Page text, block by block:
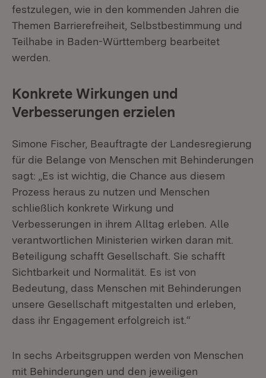
festzulegen, wie in den kommenden Jahren die
Themen Barrierefreiheit, Selbstbestimmung und
Teilhabe in Baden-Württemberg bearbeitet
werden.
Konkrete Wirkungen und
Verbesserungen erzielen
Simone Fischer, Beauftragte der Landesregierung
für die Belange von Menschen mit Behinderungen
sagt: „Es ist wichtig, die Chance aus diesem
Prozess heraus zu nutzen und Menschen
schließlich konkrete Wirkung und
Verbesserungen in ihrem Alltag erleben. Alle
verantwortlichen Ministerien wirken daran mit.
Beteiligung schafft Gesellschaft. Sie schafft
Sichtbarkeit und Normalität. Es ist von
Bedeutung, dass Menschen mit Behinderungen
unsere Gesellschaft mitgestalten und erleben,
dass ihr Engagement erfolgreich ist.“
In sechs Arbeitsgruppen werden von Menschen
mit Behinderungen und den jeweiligen